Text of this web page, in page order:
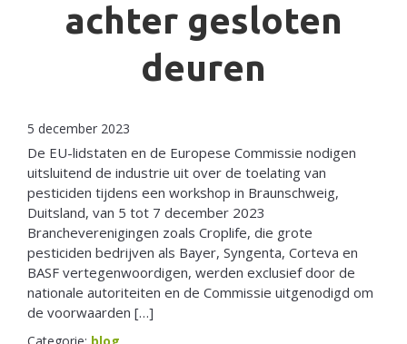
achter gesloten
deuren
5 december 2023
De EU-lidstaten en de Europese Commissie nodigen
uitsluitend de industrie uit over de toelating van
pesticiden tijdens een workshop in Braunschweig,
Duitsland, van 5 tot 7 december 2023
Brancheverenigingen zoals Croplife, die grote
pesticiden bedrijven als Bayer, Syngenta, Corteva en
BASF vertegenwoordigen, werden exclusief door de
nationale autoriteiten en de Commissie uitgenodigd om
de voorwaarden […]
Categorie: blog